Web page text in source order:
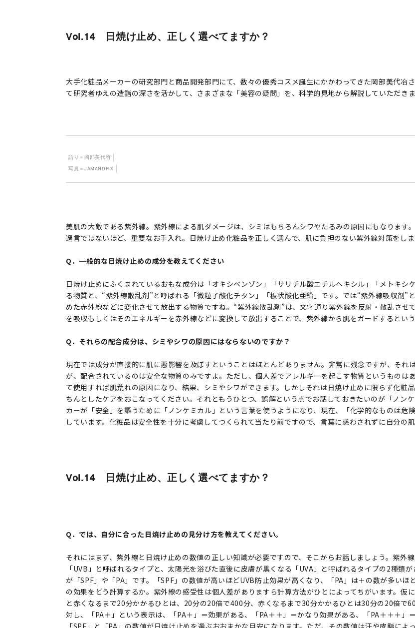
Vol.14 日焼け止め、正しく選べてますか？
大手化粧品メーカーの研究部門と商品開発部門にて、数々の優秀コスメ誕生にかかわってきた岡部美代冶
て研究者ゆえの造詣の深さを活かして、さまざまな「美容の疑問」を、科学的見地から解説していただきま
語り＝岡部美代冶
写真＝JAMANDFIX
美肌の大敵である紫外線。紫外線による肌ダメージは、シミはもちろんシワやたるみの原因にもなります
過言ではないほど、重要なお手入れ。日焼け止め化粧品を正しく選んで、肌に負担のない紫外線対策をしま
Q．一般的な日焼け止めの成分を教えてください
日焼け止めにふくまれているおもな成分は「オキシベンゾン」「サリチル酸エチルヘキシル」「メトキシ
る物質と、“紫外線散乱剤”と呼ばれる「微粒子酸化チタン」「板状酸化亜鉛」です。では“紫外線吸収剤”
めた赤外線などに変化させて放出する物質ですね。“紫外線散乱剤”は、文字通り紫外線を反射・散乱させ
を吸収もしくはそのエネルギーを赤外線などに変換して放出することで、紫外線から肌をガードするとい
Q．それらの配合成分は、シミやシワの原因にはならないのですか？
現在では成分が直接的に肌に悪影響を及ぼすということはほとんどありません。非常に残念ですが、それ
が、配合されているのは安全な物質のみですよ。ただし、個人差でアレルギーを起こす物質というものは
て使用すれば肌荒れの原因になり、結果、シミやシワができます。しかしそれは日焼け止めに限らず化粧
ちんとしたケアをおこなってください。それともうひとつ、誤解という点でお話しておきたいのが「ノン
カーが「安全」を謳うために「ノンケミカル」という言葉を使うようになり、現在、「化学的なものは危
しています。化粧品は安全性を十分に考慮してつくられて当たり前ですので、言葉に惑わされずに自分の
Vol.14 日焼け止め、正しく選べてますか？
Q．では、自分に合った日焼け止めの見分け方を教えてください。
それにはまず、紫外線と日焼け止めの数値の正しい知識が必要ですので、そこからお話しましょう。紫外
「UVB」と呼ばれるタイプと、太陽光を浴びた直後に皮膚が黒くなる「UVA」と呼ばれるタイプの2種類
が「SPF」や「PA」です。「SPF」の数値が高いほどUVB防止効果が高くなり、「PA」は＋の数が多いほ
の効果をどう計算するか。紫外線の感受性は個人差がありますら計算方法がひとによってちがいます。仮
と赤くなるまで20分かかるひとは、20分の20倍で400分、赤くなるまで30分かかるひとは30分の20倍で
対し、「PA＋」という表示は、「PA＋」＝効果がある、「PA＋＋」＝かなり効果がある、「PA＋＋＋」
「SPF」と「PA」の数値が日焼け止めを選ぶおおまかな目安になります。ただ、その数値は汗や皮脂に